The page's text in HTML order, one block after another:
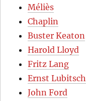
Méliès
Chaplin
Buster Keaton
Harold Lloyd
Fritz Lang
Ernst Lubitsch
John Ford